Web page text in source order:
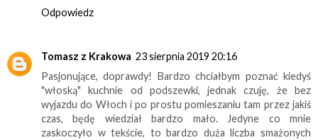
Odpowiedz
Tomasz z Krakowa 23 sierpnia 2019 20:16
Pasjonujące, doprawdy! Bardzo chciałbym poznać kiedyś
"włoską" kuchnie od podszewki, jednak czuję, że bez
wyjazdu do Włoch i po prostu pomieszaniu tam przez jakiś
czas, będę wiedział bardzo mało. Jedyne co mnie
zaskoczyło w tekście, to bardzo duża liczba smażonych